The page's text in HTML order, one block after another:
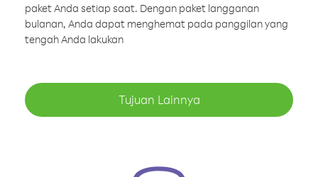
paket Anda setiap saat. Dengan paket langganan
bulanan, Anda dapat menghemat pada panggilan yang
tengah Anda lakukan
Tujuan Lainnya